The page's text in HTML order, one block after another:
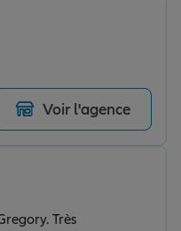
Voir l'agence
Très